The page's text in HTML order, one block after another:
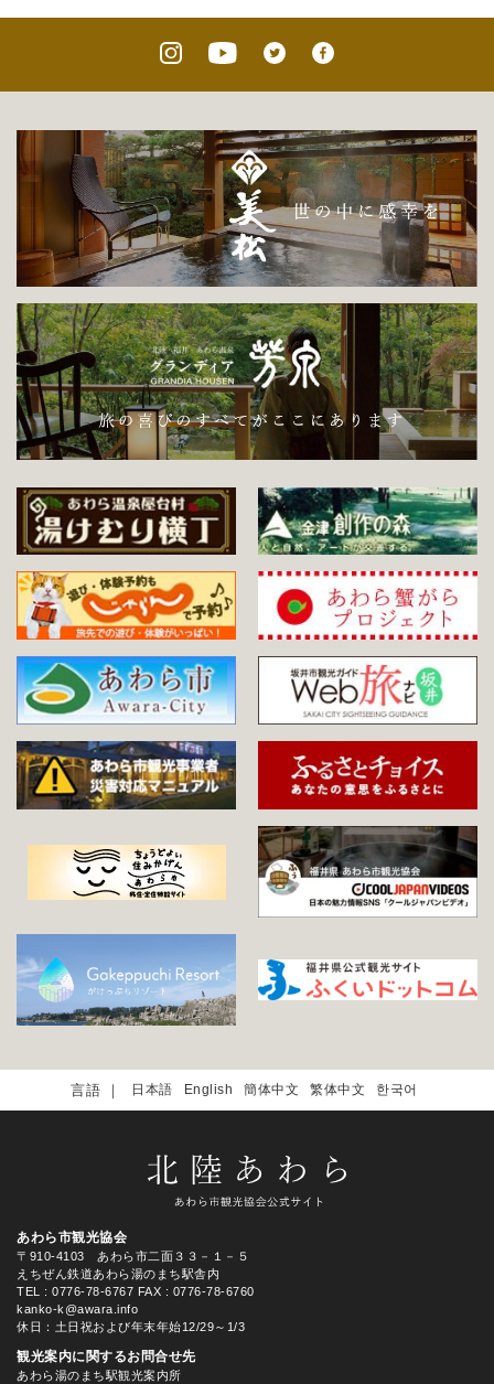
日本語 English 簡体中文 繁体中文 한국어
あわら市観光協会
〒910-4103 あわら市二面３３－１－５
えちぜん鉄道あわら湯のまち駅舎内
TEL
: 0776-78-6767 FAX : 0776-78-6760
kanko-k@awara.info
休日：土日祝および年末年始12/29～1/3
観光案内に関するお問合せ先
あわら湯のまち駅観光案内所